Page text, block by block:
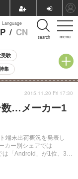
menu
Language
/ CN search
受験
集
学校受験
記事
）
数…メーカー1
端末出荷概況を発表し
カー別シェアでは
は「Android」が1位、3位
2015.11.20 Fri 17:30